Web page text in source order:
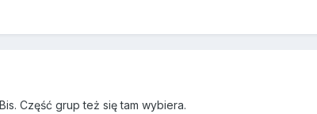
Część grup też się tam wybiera.